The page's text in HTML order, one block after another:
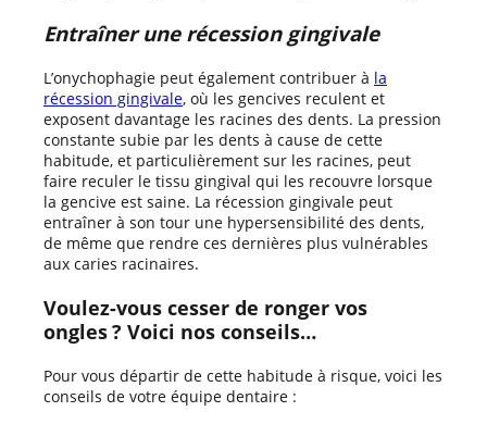
Entraîner une récession gingivale
L’onychophagie peut également contribuer à la
récession gingivale, où les gencives reculent et
exposent davantage les racines des dents. La pression
constante subie par les dents à cause de cette
habitude, et particulièrement sur les racines, peut
faire reculer le tissu gingival qui les recouvre lorsque
la gencive est saine. La récession gingivale peut
entraîner à son tour une hypersensibilité des dents,
de même que rendre ces dernières plus vulnérables
aux caries racinaires.
Voulez-vous cesser de ronger vos
ongles ? Voici nos conseils…
Pour vous départir de cette habitude à risque, voici les
conseils de votre équipe dentaire :